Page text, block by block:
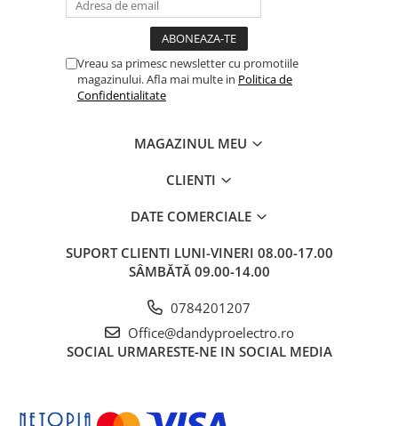
Vreau sa primesc newsletter cu promotiile
magazinului. Afla mai multe in Politica de
Confidentialitate
MAGAZINUL MEU
CLIENTI
DATE COMERCIALE
SUPORT CLIENTI LUNI-VINERI 08.00-17.00
SÂMBĂTĂ 09.00-14.00
0784201207
Office@dandyproelectro.ro
SOCIAL URMARESTE-NE IN SOCIAL MEDIA